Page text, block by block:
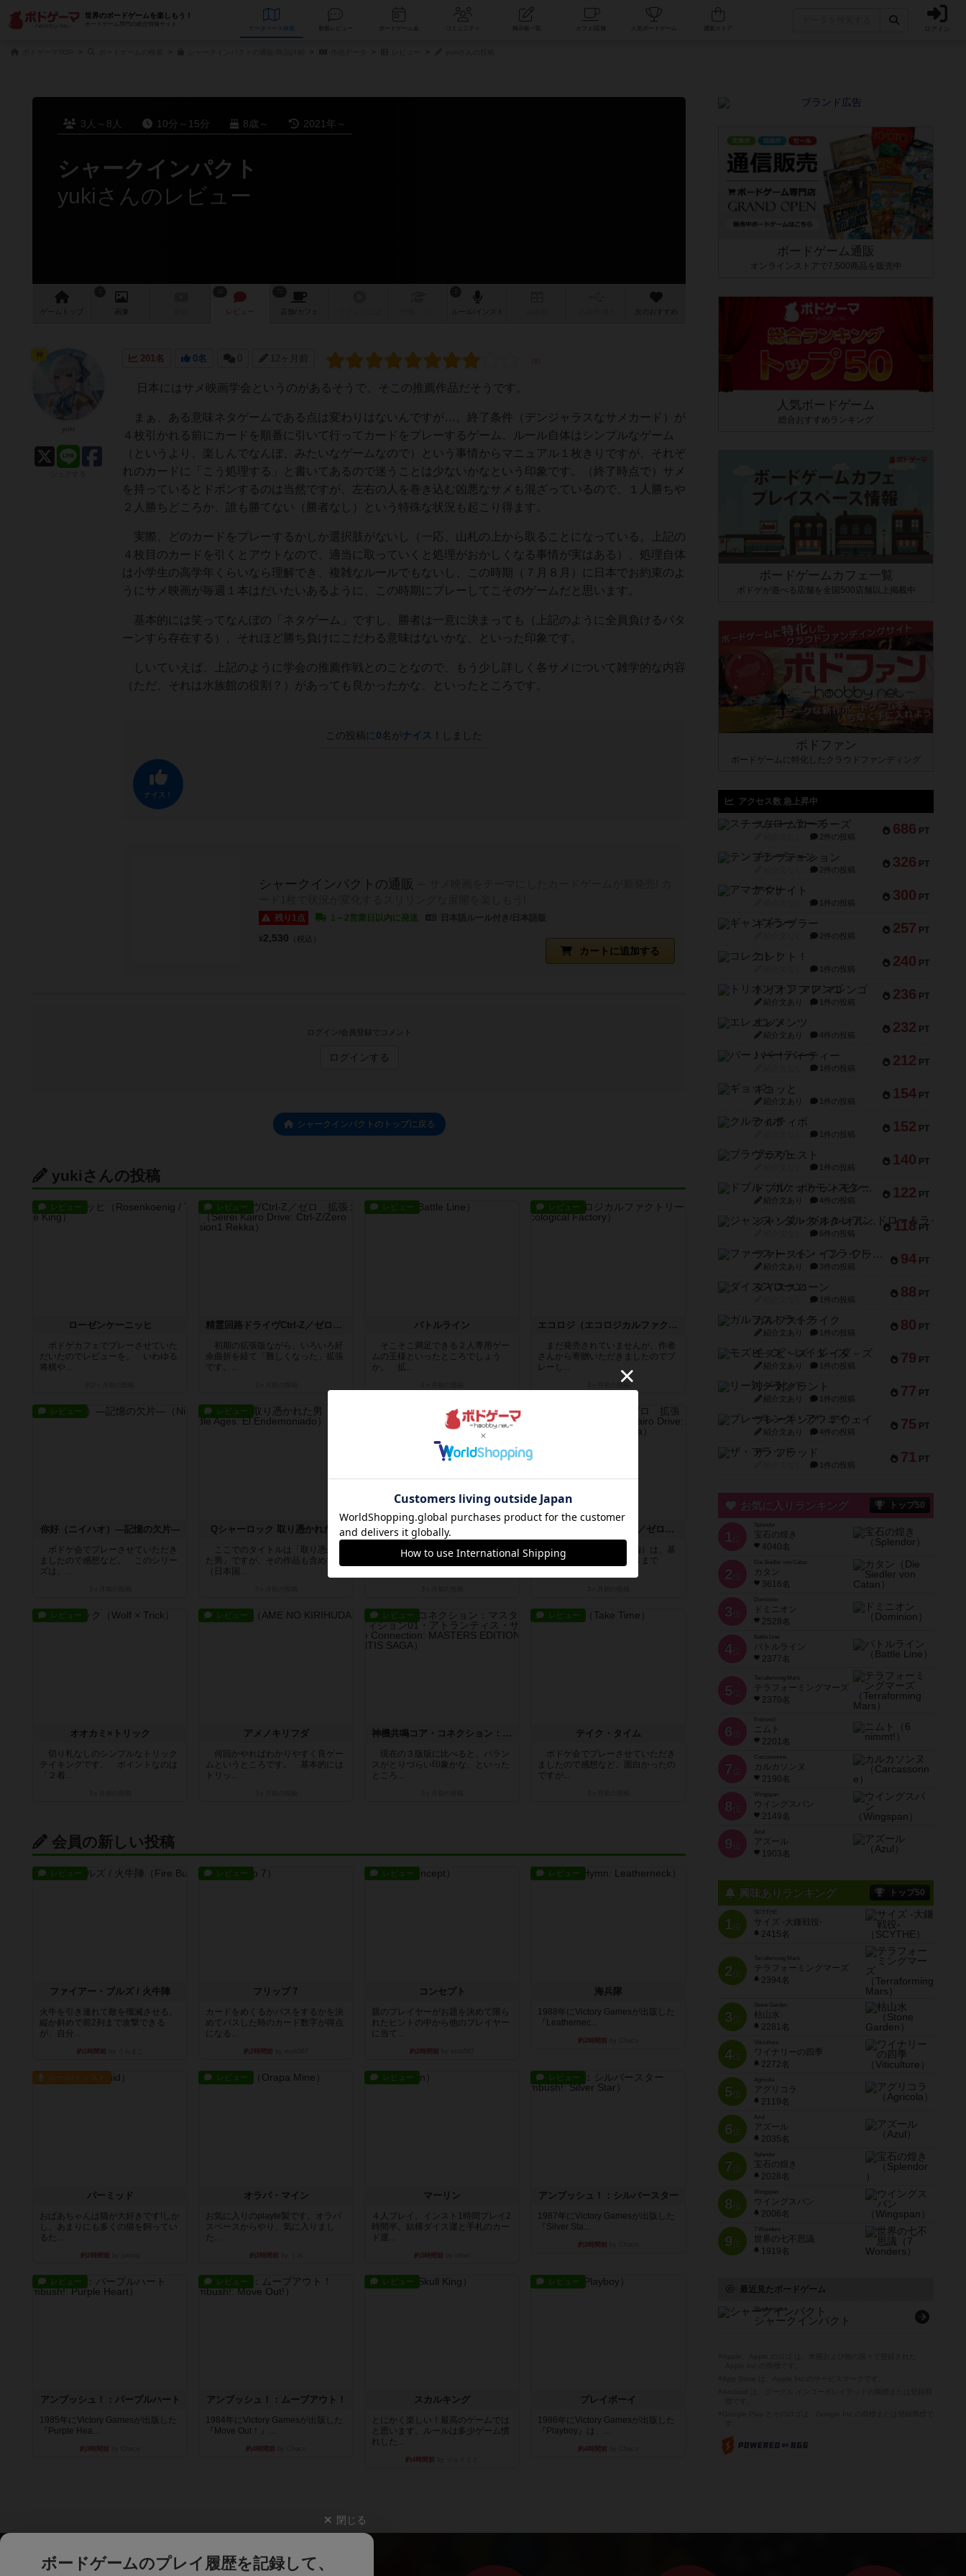
世界のボードゲームを楽しもう！
ボードゲーム専門の総合情報サイト
データベース コミュニティ 人気ボードゲーム ログイン
3人～8人 10分～15分 8歳～ 2021年～
シャークインパクト
yukiさんのレビュー
ゲーム 画像 レビュー 店舗/ カフェ 次のおすすめ
201名 0名 0 12ヶ月前
日本にはサメ映画学会というのがあるそうで、そこの推薦作品だそうです。
まぁ、ある意味ネタゲームである点は変わりはないんですが…。終了条件（デンジャラスなサメカード）が
４枚引かれる前にカードを順番に引いて行ってカードをプレーするゲーム。ルール自体はシンプルなゲーム
（というより、楽しんでなんぼ、みたいなゲームなので）という事情からマニュアル１枚きりですが、それぞ
れのカードに「こう処理する」と書いてあるので迷うことは少ないかなという印象です。（終了時点で）サメ
を持っているとドボンするのは当然ですが、左右の人を巻き込む凶悪なサメも混ざっているので、１人勝ちや
２人勝ちどころか、誰も勝てない（勝者なし）という特殊な状況も起こり得ます。
実際、どのカードをプレーするかしか選択肢がないし（一応、山札の上から取ることになっている。上記の
４枚目のカードを引くとアウトなので、適当に取っていくと処理がおかしくなる事情が実はある）、処理自体
は小学生の高学年くらいなら理解でき、複雑なルールでもないし、この時期（７月８月）に日本でお約束のよ
うにサメ映画が毎週１本はだいたいあるように、この時期にプレーしてこそのゲームだと思います。
基本的には笑ってなんぼの「ネタゲーム」ですし、勝者は一意に決まっても（上記のように全員負けるパタ
ーンすら存在する）、それほど勝ち負けにこだわる意味はないかな、といった印象です。
しいていえば、上記のように学会の推薦作戦とのことなので、もう少し詳しく各サメについて雑学的な内容
（ただ、それは水族館の役割？）があっても良かったかな、といったところです。
この投稿に 0名がナイス！ しました
ナイス！
シャークインパクトの通販
残り1点 1～2営業日以内に発送
カートに追加する
¥2,530 （税込）
ログイン/会員登録でコメント
ログインする
シャークインパクトのトップに戻る
yukiさんの投稿
レビュー
ローゼンケーニッヒ
ボドゲカフェでプレーさせていた
だいたのでレビューを。 いわゆる
将棋や...
レビュー
精霊回路ドライヴCtrl-Z／ゼロ 拡張１「烈花」
初期の拡張版ながら、いろいろ紆
余曲折を経て「難しくなった」拡張
です。...
レビュー
バトルライン
そこそこ満足できる２人専用ゲー
ムの王様といったところでしょう
か。 拡...
レビュー
エコロジ（エコロジカルファクトリー）
まだ発売されていませんが、作者
さんから寄贈いただきましたのでプ
レーし...
レビュー
你好（ニイハオ）―記憶の欠片―
ボドゲ会でプレーさせていただき
ましたので感想など。 このシリー
ズは、...
レビュー
Qシャーロック 取り憑かれた男
ここでのタイトルは「取り憑かれ
た男」ですが、その作品も含めて
（日本国...
プエルトリコ
さすがに、このゲームをゲーム会
精霊回路ドライヴCtrl-Z／ゼロ 拡張10^60「那由多」
もともと、本作品（ゼロ編）は、基
本セット以外に拡張１～８まで
レビュー
オオカミ×トリック
切り札なしのシンプルなトリック
テイキングです。 ポイントなのは
「２着...
レビュー
アメノキリフダ
何回かやればわかりやすく良ゲー
ムというところです。 基本的には
トリッ...
レビュー
神機共鳴コア・コネクション：マスターズ・エディション01・アトランティス・サーガ
現在の３版版に比べると、バラン
スがとりづらい印象かな、といった
ところ...
レビュー
テイク・タイム
ボドゲ会でプレーさせていただき
ましたので感想など。面白かったの
ですが...
会員の新しい投稿
レビュー
ファイアー・ブルズ / 火牛陣
火牛を引き連れて敵を殲滅させる。
縦か斜めで前2列まで攻撃できる
が、自分...
約1時間前
レビュー
フリップ７
カードをめくるかパスをするかを決
めてパスした時のカード数字が得点
になる...
約2時間前
レビュー
コンセプト
親のプレイヤーがお題を決めて限ら
れたヒントの中から他のプレイヤー
に当て...
約2時間前
レビュー
海兵隊
1988年にVictory Gamesが出版した
『Leathernec...
約2時間前
ルール/インスト
パーミッド
おばあちゃんは猫が大好きです!しか
し、あまりにも多くの猫を飼ってい
るた...
約2時間前
レビュー
オラパ・マイン
お気に入りのplayte製です。オラパ
スペースからやり、気に入りまし
た...
約2時間前
レビュー
マーリン
４人プレイ。インスト1時間プレイ2
時間半。結構ダイス運と手札のカー
ド運...
約3時間前
レビュー
アンブッシュ！：シルバースター
1987年にVictory Gamesが出版した
『Silver Sta...
約3時間前
レビュー
アンブッシュ！：パープルハート
1985年にVictory Gamesが出版した
『Purple Hea...
約3時間前
レビュー
アンブッシュ！：ムーブアウト！
1984年にVictory Gamesが出版した
『Move Out！』...
約4時間前
レビュー
スカルキング
とにかく楽しい！最高のゲームでは
と思います。ルールは多少ゲーム慣
れした...
約4時間前
レビュー
プレイボーイ
1986年にVictory Gamesが出版した
『Playboy』は、...
約4時間前
ボードゲーム通販
オンラインストアで7,500商品を販売中
人気ボードゲーム
総合おすすめランキング
ボードゲームカフェ一覧
ボドゲが遊べる店舗を全国500店舗以上掲載中
ボドファン
ボードゲームに特化したクラウドファンディング
アクセス数 急上昇中
686 PT
スチームローラーズ
2件の投稿
326 PT
テンプテーション
2件の投稿
300 PT
アマナイト
1件の投稿
257 PT
ギャンブラー
2件の投稿
240 PT
コレクト！
1件の投稿
236 PT
トリオンフ ア マレンゴ
紹介文あり 1件の投稿
232 PT
エレメンツ
紹介文あり 4件の投稿
212 PT
バー！パーティー
1件の投稿
154 PT
ギョッと
紹介文あり 1件の投稿
152 PT
クルティボ
1件の投稿
140 PT
ブラヴェスト
1件の投稿
122 PT
ドブル：ポケットモンスター
紹介文あり 4件の投稿
118 PT
ジャンヌ・ダルク-オルレアン ドロー＆ライト
5件の投稿
94 PT
ファースト・イン・フライト
紹介文あり 3件の投稿
88 PT
ダイススローン
1件の投稿
80 PT
ガルフストライク
紹介文あり 1件の投稿
79 PT
モズビ－ズ・レイダ－ズ
紹介文あり 1件の投稿
77 PT
リー対グラント
紹介文あり 1件の投稿
75 PT
ブレーキング・アウェイ
紹介文あり 4件の投稿
71 PT
ザ・フラッド
1件の投稿
お気に入りランキング トップ50
1 位
宝石の煌き
4040名
2 位
Die Siedler von Catan
カタン
3616名
3 位
ドミニオン
2528名
4位
Battle Line
バトルライン
2377名
5 位
Terraforming Mars
テラフォーミングマーズ
2370名
6 位
ニムト
2201名
7 位
Carcassonne
カルカソンヌ
2190名
8 位
Wingspan
ウイングスパン
2149名
9 位
Azul
アズール
1903名
興味ありランキング トップ50
1位
SCYTHE
サイズ -大鎌戦役-
2415名
2位
Terraforming Mars
テラフォーミングマーズ
2394名
3位
Stone Garden
枯山水
2281名
4位
Viticulture
ワイナリーの四季
2272名
5位
Agricola
アグリコラ
2119名
6位
Azul
アズール
2035名
7位
宝石の煌き
2028名
8位
Wingspan
ウイングスパン
2006名
9位
7 Wonders
世界の七不思議
1919名
最近見たボードゲーム
Shark Impact
シャークインパクト
閉じる
ボードゲームのプレイ履歴を記録して、